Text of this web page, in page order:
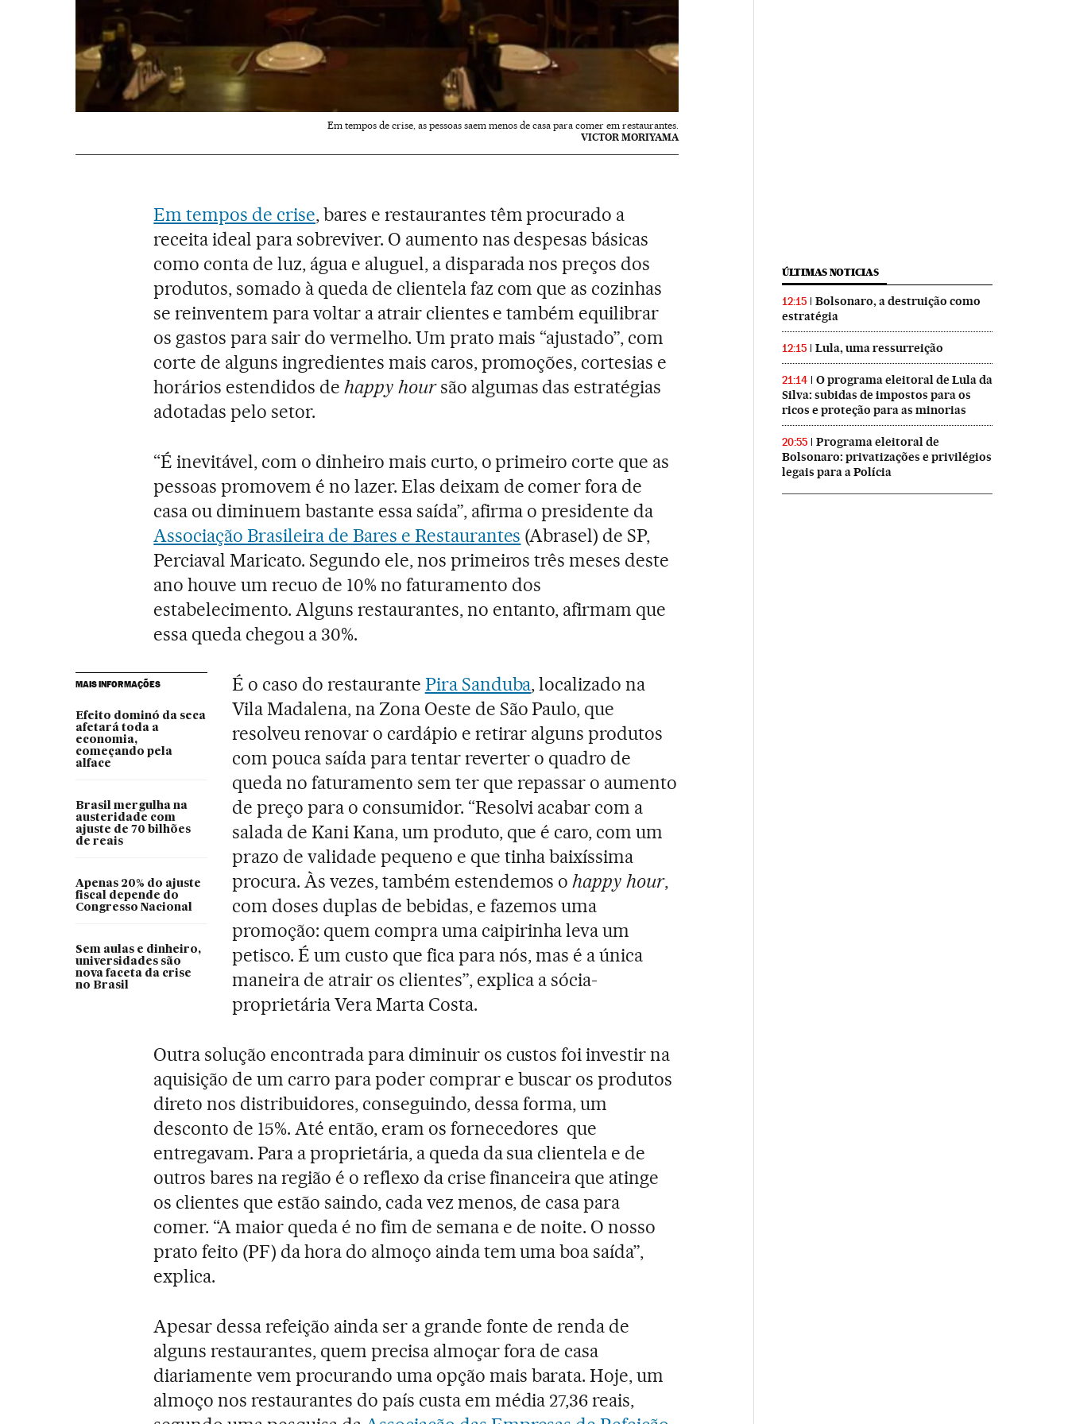
Em tempos de crise, as pessoas saem menos de casa para comer em restaurantes.
VICTOR MORIYAMA
Em tempos de crise, bares e restaurantes têm procurado a
receita ideal para sobreviver. O aumento nas despesas básicas
como conta de luz, água e aluguel, a disparada nos preços dos
produtos, somado à queda de clientela faz com que as cozinhas
se reinventem para voltar a atrair clientes e também equilibrar
os gastos para sair do vermelho. Um prato mais “ajustado”, com
corte de alguns ingredientes mais caros, promoções, cortesias e
horários estendidos de happy hoursão algumas das estratégias
adotadas pelo setor.
“É inevitável, com o dinheiro mais curto, o primeiro corte que as
pessoas promovem é no lazer. Elas deixam de comer fora de
casa ou diminuem bastante essa saída”, afirma o presidente da
Associação Brasileira de Bares e Restaurantes (Abrasel) de SP,
Perciaval Maricato. Segundo ele, nos primeiros três meses deste
ano houve um recuo de 10% no faturamento dos
estabelecimento. Alguns restaurantes, no entanto, afirmam que
essa queda chegou a 30%.
MAIS INFORMAÇÕES
Efeito dominó da seca
afetará toda a
economia,
começando pela
alface
Brasil mergulha na
austeridade com
ajuste de 70 bilhões
de reais
Apenas 20% do ajuste
fiscal depende do
Congresso Nacional
Sem aulas e dinheiro,
universidades são
nova faceta da crise
no Brasil
É o caso do restaurante Pira Sanduba, localizado na
Vila Madalena, na Zona Oeste de São Paulo, que
resolveu renovar o cardápio e retirar alguns produtos
com pouca saída para tentar reverter o quadro de
queda no faturamento sem ter que repassar o aumento
de preço para o consumidor. “Resolvi acabar com a
salada de Kani Kana, um produto, que é caro, com um
prazo de validade pequeno e que tinha baixíssima
procura. Às vezes, também estendemos ohappy hour,
com doses duplas de bebidas, e fazemos uma
promoção: quem compra uma caipirinha leva um
petisco. É um custo que fica para nós, mas é a única
maneira de atrair os clientes”, explica a sócia-
proprietária Vera Marta Costa.
Outra solução encontrada para diminuir os custos foi investir na
aquisição de um carro para poder comprar e buscar os produtos
direto nos distribuidores, conseguindo, dessa forma, um
desconto de 15%. Até então, eram os fornecedores que
entregavam. Para a proprietária, a queda da sua clientela e de
outros bares na região é o reflexo da crise financeira que atinge
os clientes que estão saindo, cada vez menos, de casa para
comer. “A maior queda é no fim de semana e de noite. O nosso
prato feito (PF) da hora do almoço ainda tem uma boa saída”,
explica.
Apesar dessa refeição ainda ser a grande fonte de renda de
alguns restaurantes, quem precisa almoçar fora de casa
diariamente vem procurando uma opção mais barata. Hoje, um
almoço nos restaurantes do país custa em média 27,36 reais,
ÚLTIMAS NOTICIAS
12:15
Bolsonaro, a destruição como
estratégia
12:15 Lula, uma ressurreição
21:14
O programa eleitoral de Lula da
Silva: subidas de impostos para os
ricos e proteção para as minorias
20:55
Programa eleitoral de
Bolsonaro: privatizações e privilégios
legais para a Polícia